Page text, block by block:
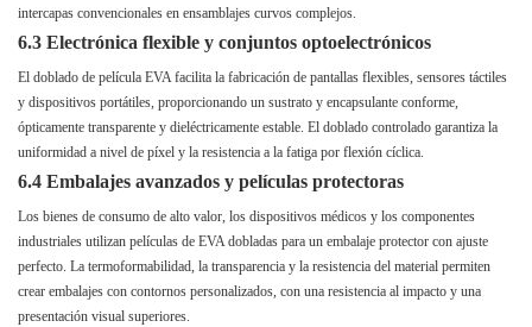
intercapas convencionales en ensamblajes curvos complejos.
6.3 Electrónica flexible y conjuntos optoelectrónicos
El doblado de película EVA facilita la fabricación de pantallas flexibles, sensores táctiles
y dispositivos portátiles, proporcionando un sustrato y encapsulante conforme,
ópticamente transparente y dieléctricamente estable. El doblado controlado garantiza la
uniformidad a nivel de píxel y la resistencia a la fatiga por flexión cíclica.
6.4 Embalajes avanzados y películas protectoras
Los bienes de consumo de alto valor, los dispositivos médicos y los componentes
industriales utilizan películas de EVA dobladas para un embalaje protector con ajuste
perfecto. La termoformabilidad, la transparencia y la resistencia del material permiten
crear embalajes con contornos personalizados, con una resistencia al impacto y una
presentación visual superiores.